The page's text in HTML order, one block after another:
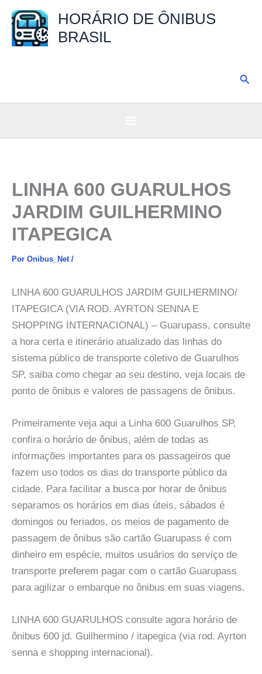
para
HORÁRIO DE ÔNIBUS
BRASIL
LINHA 600 GUARULHOS
JARDIM GUILHERMINO
ITAPEGICA
Por Onibus_Net /
LINHA 600 GUARULHOS JARDIM GUILHERMINO/
ITAPEGICA (VIA ROD. AYRTON SENNA E
SHOPPING INTERNACIONAL) – Guarupass, consulte
a hora certa e itinerário atualizado das linhas do
sistema público de transporte coletivo de Guarulhos
SP, saiba como chegar ao seu destino, veja locais de
ponto de ônibus e valores de passagens de ônibus.
Primeiramente veja aqui a Linha 600 Guarulhos SP,
confira o horário de ônibus, além de todas as
informações importantes para os passageiros que
fazem uso todos os dias do transporte público da
cidade. Para facilitar a busca por horar de ônibus
separamos os horários em dias úteis, sábados é
domingos ou feriados, os meios de pagamento de
passagem de ônibus são cartão Guarupass é com
dinheiro em espécie, muitos usuários do serviço de
transporte preferem pagar com o cartão Guarupass
para agilizar o embarque no ônibus em suas viagens.
LINHA 600 GUARULHOS consulte agora horário de
ônibus 600 jd. Guilhermino / itapegica (via rod. Ayrton
senna e shopping internacional).